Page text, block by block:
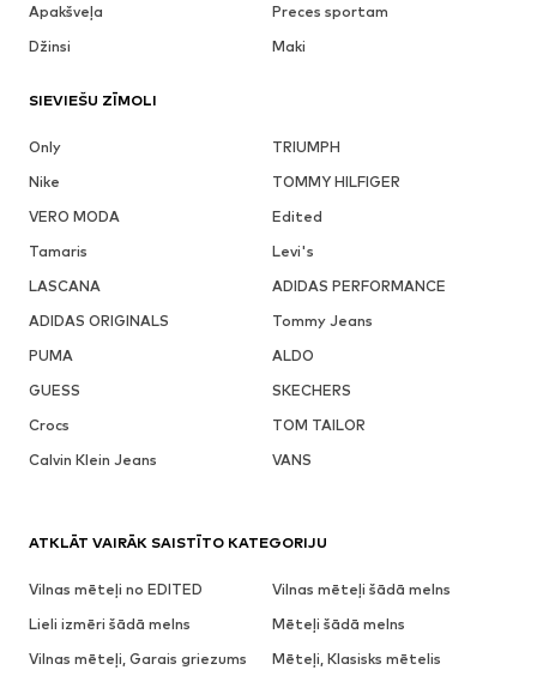
Apakšveļa
Preces sportam
Džinsi
Maki
SIEVIEŠU ZĪMOLI
Only
TRIUMPH
Nike
TOMMY HILFIGER
VERO MODA
Edited
Tamaris
Levi's
LASCANA
ADIDAS PERFORMANCE
ADIDAS ORIGINALS
Tommy Jeans
PUMA
ALDO
GUESS
SKECHERS
Crocs
TOM TAILOR
Calvin Klein Jeans
VANS
ATKLĀT VAIRĀK SAISTĪTO KATEGORIJU
Vilnas mēteļi no EDITED
Vilnas mēteļi šādā melns
Lieli izmēri šādā melns
Mēteļi šādā melns
Vilnas mēteļi, Garais griezums
Mēteļi, Klasisks mētelis